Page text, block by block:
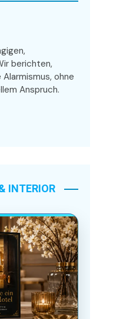
berichten,
ohne
Anspruch.
INTERIOR